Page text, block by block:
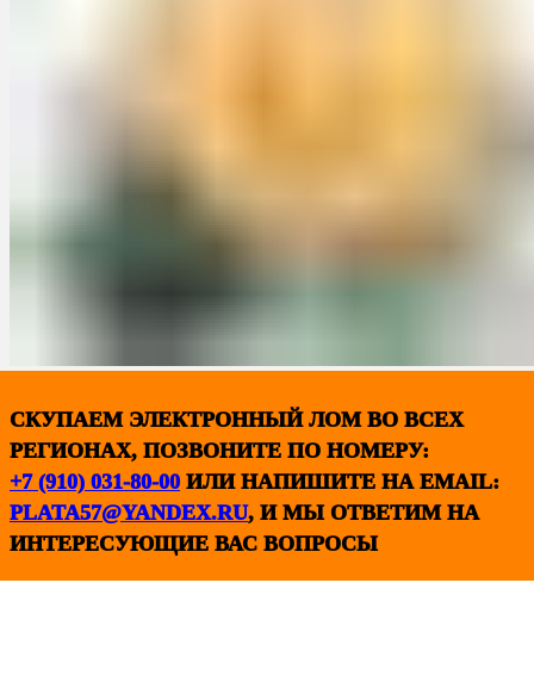
СКУПАЕМ ЭЛЕКТРОННЫЙ ЛОМ ВО ВСЕХ
РЕГИОНАХ, ПОЗВОНИТЕ ПО НОМЕРУ:
+7 (910) 031-80-00 ИЛИ НАПИШИТЕ НА EMAIL:
PLATA57@YANDEX.RU, И МЫ ОТВЕТИМ НА
ИНТЕРЕСУЮЩИЕ ВАС ВОПРОСЫ